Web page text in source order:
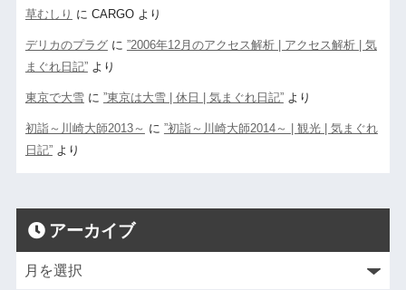
草むしり に CARGOより
デリカのプラグに ”2006年12月のアクセス解析 | アクセス解析 | 気
まぐれ日記”より
東京で大雪に ”東京は大雪 | 休日 | 気まぐれ日記”より
初詣～川崎大師2013～ に ”初詣～川崎大師2014～ | 観光 | 気まぐれ
日記”より
アーカイブ